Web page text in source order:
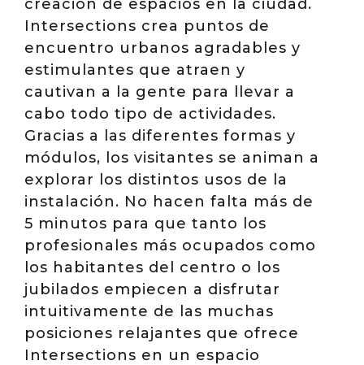
creación de espacios en la ciudad.
Intersections crea puntos de
encuentro urbanos agradables y
estimulantes que atraen y
cautivan a la gente para llevar a
cabo todo tipo de actividades.
Gracias a las diferentes formas y
módulos, los visitantes se animan a
explorar los distintos usos de la
instalación. No hacen falta más de
5 minutos para que tanto los
profesionales más ocupados como
los habitantes del centro o los
jubilados empiecen a disfrutar
intuitivamente de las muchas
posiciones relajantes que ofrece
Intersections en un espacio